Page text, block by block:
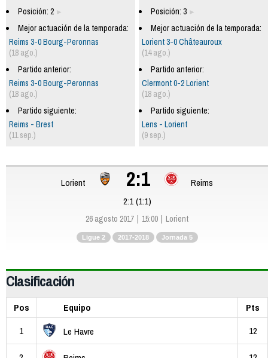
Posición: 3
Mejor actuación de la temporada:
Lorient 3-0 Châteauroux
(14 ago.)
Partido anterior:
Clermont 0-2 Lorient
(18 ago.)
Partido siguiente:
Lens - Lorient
(9 sep.)
Posición: 2
Mejor actuación de la temporada:
Reims 3-0 Bourg-Peronnas
(18 ago.)
Partido anterior:
Reims 3-0 Bourg-Peronnas
(18 ago.)
Partido siguiente:
Reims - Brest
(11 sep.)
Lorient 2:1
Reims
2:1 (1:1)
26 agosto 2017 15:00 Lorient
Ligue 2 2017-2018 Jornada 5
Clasificación
Pos Equipo
Pts
1
Le Havre 12